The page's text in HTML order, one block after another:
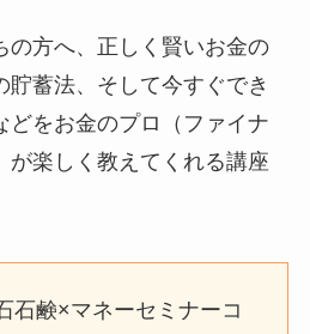
の方へ、正しく賢いお金の
蓄法、そして今すぐでき
どをお金のプロ（ファイナ
が楽しく教えてくれる講座
石鹸×マネーセミナーコ